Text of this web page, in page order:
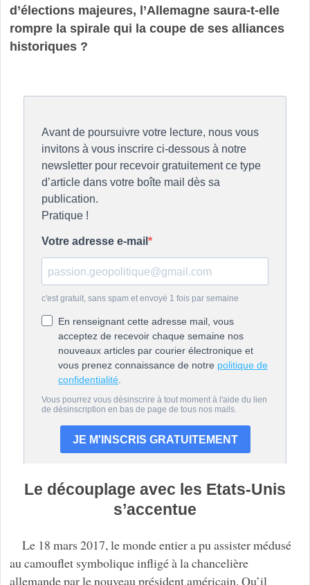
d’élections majeures, l’Allemagne saura-t-elle
rompre la spirale qui la coupe de ses alliances
historiques ?
Le découplage avec les Etats-Unis
s’accentue
Le 18 mars 2017, le monde entier a pu assister médusé
au camouflet symbolique infligé à la chancelière
allemande par le nouveau président américain. Qu’il